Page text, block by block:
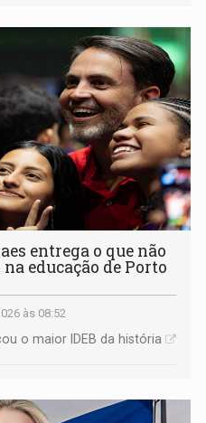
entrega o que não
educação de Porto
às 08:52
o maior IDEB da história